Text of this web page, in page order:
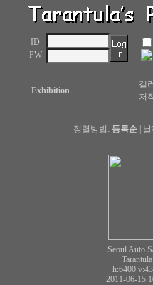
ID
PW
Exhibition
갤
저
정렬방법: 등록순
Seoul Auto
Tarantula
h:6400
2011-06-15